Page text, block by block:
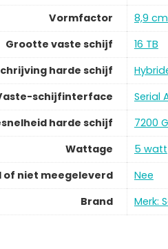
Vormfactor
8,9
Grootte vaste schijf
16 TB
harde schijf
schijfinterface
Serial
harde schijf
7200
Wattage
5 watt
of niet meegeleverd
Nee
Brand
Merk: